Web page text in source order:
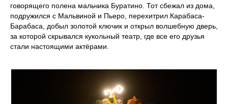
говорящего полена мальчика Буратино. Тот сбежал из дома,
подружился с Мальвиной и Пьеро, перехитрил Карабаса-
Барабаса, добыл золотой ключик и открыл волшебную дверь,
за которой скрывался кукольный театр, где все его друзья
стали настоящими актёрами.